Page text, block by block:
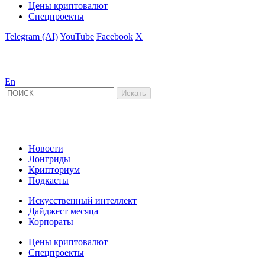
Цены криптовалют
Спецпроекты
Telegram (AI)YouTube Facebook X
En
Новости
Лонгриды
Крипториум
Подкасты
Искусственный интеллект
Дайджест месяца
Корпораты
Цены криптовалют
Спецпроекты